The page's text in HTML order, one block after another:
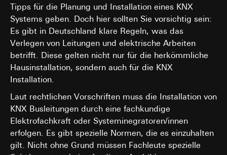
Tipps für die Planung und Installation eines KNX
Systems geben. Doch hier sollten Sie vorsichtig sein:
Es gibt in Deutschland klare Regeln, was das
Verlegen von Leitungen und elektrische Arbeiten
betrifft. Diese gelten nicht nur für die herkömmliche
Hausinstallation, sondern auch für die KNX
Installation.
Laut rechtlichen Vorschriften muss die Installation von
KNX Busleitungen durch eine fachkundige
Elektrofachkraft oder Systeminegratoren/innen
erfolgen. Es gibt spezielle Normen, die es einzuhalten
gilt. Nicht ohne Grund müssen Fachleute spezielle